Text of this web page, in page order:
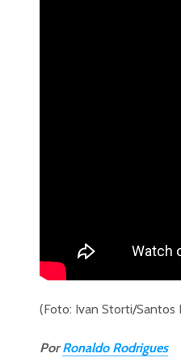
(Foto: Ivan Storti/Santos
PorRonaldo Rodrigues